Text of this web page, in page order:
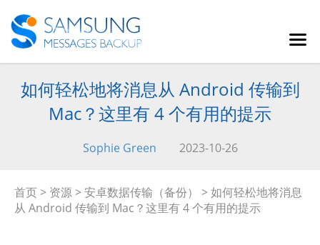
如何轻松地将消息从 Android 传输到
Mac？这里有 4 个有用的提示
Sophie Green 2023-10-26
首页 > 资源 >安卓数据传输（备份）
> 如何轻松地将消息
从 Android 传输到 Mac？这里有 4 个有用的提示